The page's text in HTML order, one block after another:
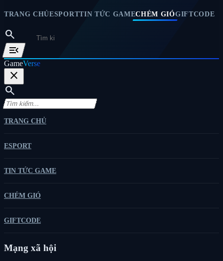
TRANG CHỦESPORTTIN TỨC GAMECHÉM GIÓGIFTCODE
search
menu_open
GameVerse
close
search
TRANG CHỦ
ESPORT
TIN TỨC GAME
CHÉM GIÓ
GIFTCODE
Mạng xã hội